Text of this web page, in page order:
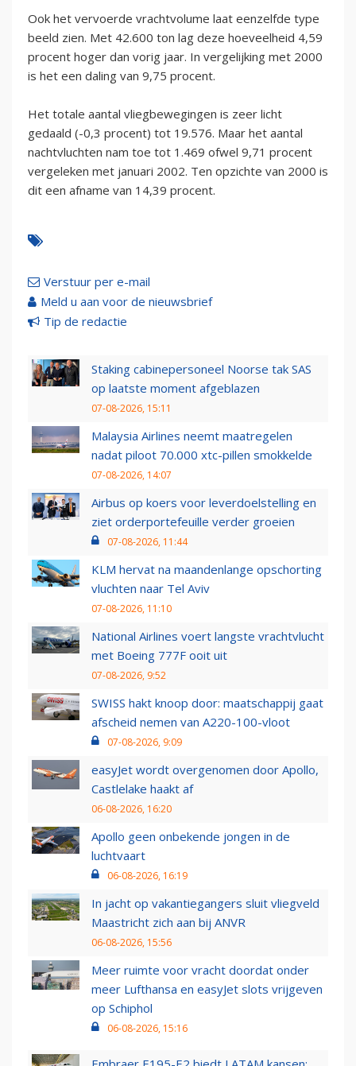
Ook het vervoerde vrachtvolume laat eenzelfde type
beeld zien. Met 42.600 ton lag deze hoeveelheid 4,59
procent hoger dan vorig jaar. In vergelijking met 2000
is het een daling van 9,75 procent.
Het totale aantal vliegbewegingen is zeer licht
gedaald (-0,3 procent) tot 19.576. Maar het aantal
nachtvluchten nam toe tot 1.469 ofwel 9,71 procent
vergeleken met januari 2002. Ten opzichte van 2000 is
dit een afname van 14,39 procent.
Verstuur per e-mail
Meld u aan voor de nieuwsbrief
Tip de redactie
Staking cabinepersoneel Noorse tak SAS
op laatste moment afgeblazen
07-08-2026, 15:11
Malaysia Airlines neemt maatregelen
nadat piloot 70.000 xtc-pillen smokkelde
07-08-2026, 14:07
Airbus op koers voor leverdoelstelling en
ziet orderportefeuille verder groeien
07-08-2026, 11:44
KLM hervat na maandenlange opschorting
vluchten naar Tel Aviv
07-08-2026, 11:10
National Airlines voert langste vrachtvlucht
met Boeing 777F ooit uit
07-08-2026, 9:52
SWISS hakt knoop door: maatschappij gaat
afscheid nemen van A220-100-vloot
07-08-2026, 9:09
easyJet wordt overgenomen door Apollo,
Castlelake haakt af
06-08-2026, 16:20
Apollo geen onbekende jongen in de
luchtvaart
06-08-2026, 16:19
In jacht op vakantiegangers sluit vliegveld
Maastricht zich aan bij ANVR
06-08-2026, 15:56
Meer ruimte voor vracht doordat onder
meer Lufthansa en easyJet slots vrijgeven
op Schiphol
06-08-2026, 15:16